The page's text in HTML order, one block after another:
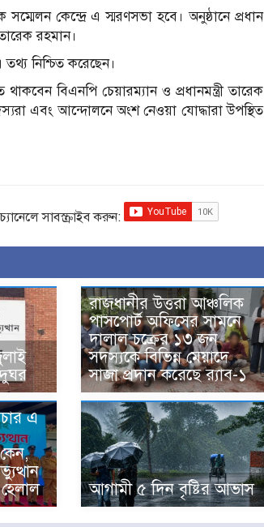
কেন্দ্রে এ স্মরণসভা হবে। অনুষ্ঠানে প্রধান
রহমান।
নিশ্চিত করেছেন।
বিএনপি চেয়ারম্যান ও প্রধানমন্ত্রী তারেক
এবং আন্দোলনে অংশ নেওয়া যোদ্ধারা উপস্থিত
সাবস্ক্রাইব করুন:
রাজধানীর উত্তরা আঞ্চলিক
পাসপোর্ট অফিসের সামনে
দালাল চক্রের ১৩ জন
সদস্যকে বিভিন্ন মেয়াদে
সাজা প্রদান করেছে র‌্যাব-১
এ
হেলাল
আগামী ৫ দিন বৃষ্টির আভাস